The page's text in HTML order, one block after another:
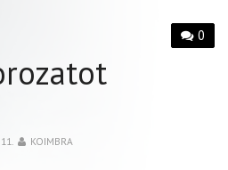
0
KOIMBRA